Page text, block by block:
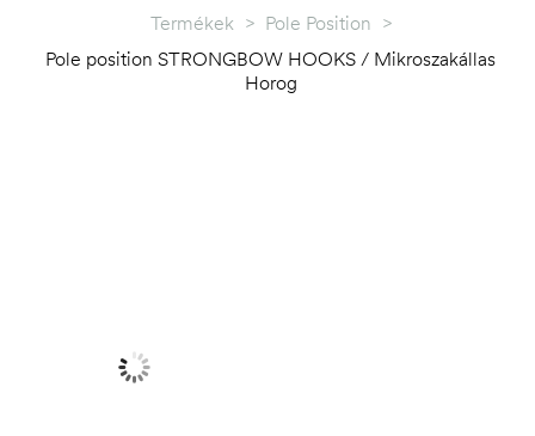
Termékek > Pole Position >
Pole position STRONGBOW HOOKS / Mikroszakállas
Horog